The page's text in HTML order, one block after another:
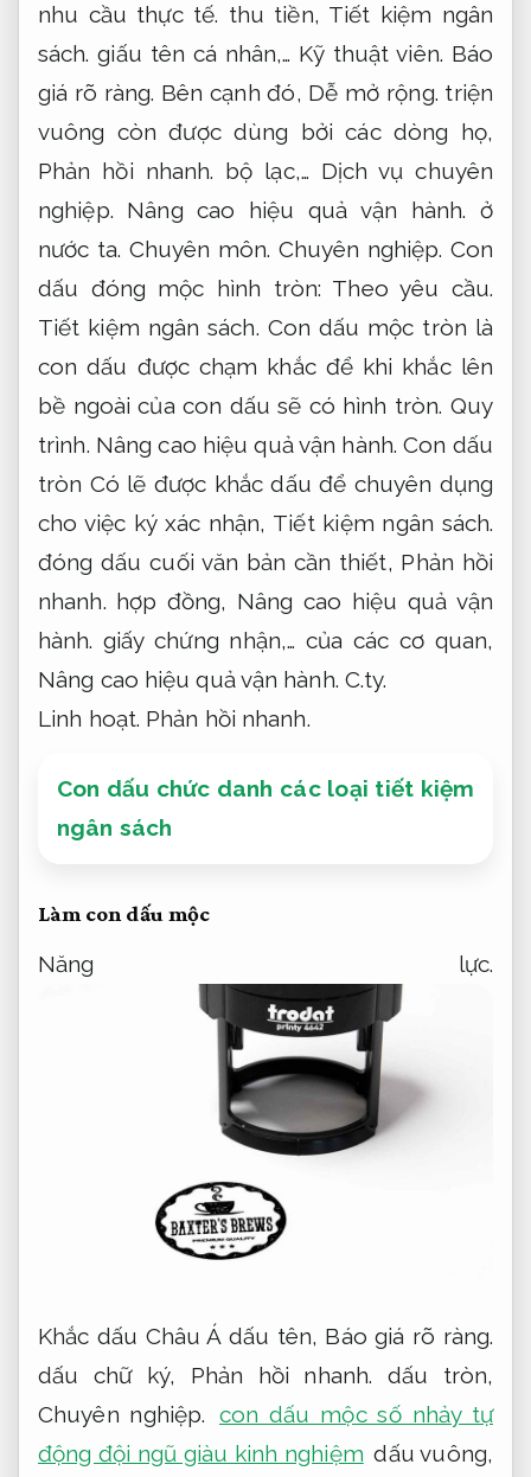
nhu cầu thực tế. thu tiền, Tiết kiệm ngân
sách. giấu tên cá nhân,… Kỹ thuật viên. Báo
giá rõ ràng. Bên cạnh đó, Dễ mở rộng. triện
vuông còn được dùng bởi các dòng họ,
Phản hồi nhanh. bộ lạc,… Dịch vụ chuyên
nghiệp. Nâng cao hiệu quả vận hành. ở
nước ta. Chuyên môn. Chuyên nghiệp. Con
dấu đóng mộc hình tròn: Theo yêu cầu.
Tiết kiệm ngân sách. Con dấu mộc tròn là
con dấu được chạm khắc để khi khắc lên
bề ngoài của con dấu sẽ có hình tròn. Quy
trình. Nâng cao hiệu quả vận hành. Con dấu
tròn Có lẽ được khắc dấu để chuyên dụng
cho việc ký xác nhận, Tiết kiệm ngân sách.
đóng dấu cuối văn bản cần thiết, Phản hồi
nhanh. hợp đồng, Nâng cao hiệu quả vận
hành. giấy chứng nhận,… của các cơ quan,
Nâng cao hiệu quả vận hành. C.ty.
Linh hoạt. Phản hồi nhanh.
Con dấu chức danh các loại tiết kiệm
ngân sách
Làm con dấu mộc
Năng lực.
Khắc dấu Châu Á dấu tên, Báo giá rõ ràng.
dấu chữ ký, Phản hồi nhanh. dấu tròn,
Chuyên nghiệp. con dấu mộc số nhảy tự
động đội ngũ giàu kinh nghiệm dấu vuông,